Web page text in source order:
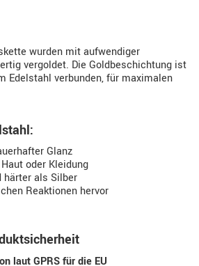
wurden mit aufwendiger
vergoldet. Die Goldbeschichtung ist
Edelstahl verbunden, für maximalen
Glanz
oder Kleidung
härter als Silber
Reaktionen hervor
laut GPRS für die EU